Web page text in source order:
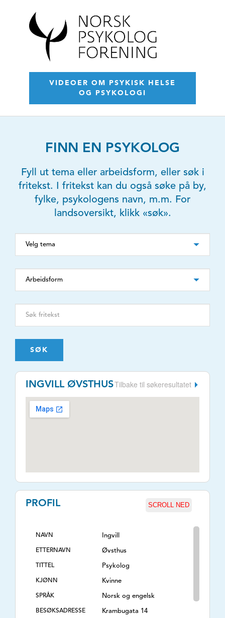
VIDEOER OM PSYKISK HELSE
OG PSYKOLOGI
FINN EN PSYKOLOG
Fyll ut tema eller arbeidsform, eller søk i
fritekst. I fritekst kan du også søke på by,
fylke, psykologens navn, m.m. For
landsoversikt, klikk «søk».
SØK
INGVILL ØVSTHUSTilbake til søkeresultatet
PROFIL SCROLL NED
NAVN Ingvill
ETTERNAVN Øvsthus
TITTEL Psykolog
KJØNN Kvinne
SPRÅK Norsk og engelsk
BESØKSADRESSE Krambugata 14